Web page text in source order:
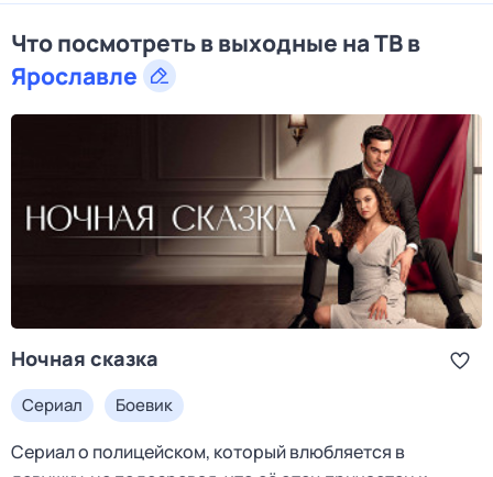
Что посмотреть в выходные на ТВ в
Ярославле
Ночная сказка
Сериал Боевик
Сериал о полицейском, который влюбляется в